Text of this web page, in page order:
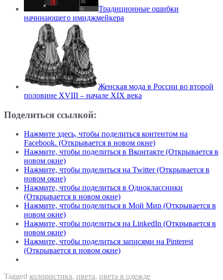
Традиционные ошибки
начинающего имиджмейкера
Женская мода в России во второй
половине XVIII – начале XIX века
Поделиться ссылкой:
Нажмите здесь, чтобы поделиться контентом на
Facebook. (Открывается в новом окне)
Нажмите, чтобы поделиться в Вконтакте (Открывается в
новом окне)
Нажмите, чтобы поделиться на Twitter (Открывается в
новом окне)
Нажмите, чтобы поделиться в Одноклассники
(Открывается в новом окне)
Нажмите, чтобы поделиться в Мой Мир (Открывается в
новом окне)
Нажмите, чтобы поделиться на LinkedIn (Открывается в
новом окне)
Нажмите, чтобы поделиться записями на Pinterest
(Открывается в новом окне)
Tagged колористика, цвета, цвета в одежде